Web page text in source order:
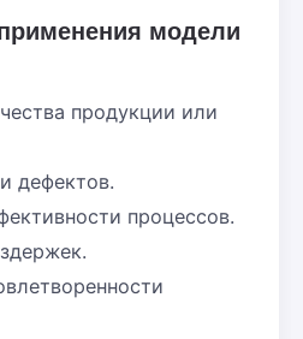
модели
продукции или
дефектов.
процессов.